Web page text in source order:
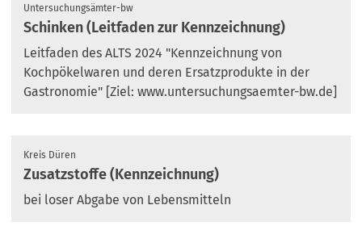
Untersuchungsämter-bw
Schinken (Leitfaden zur Kennzeichnung)
Leitfaden des ALTS 2024 "Kennzeichnung von
Kochpökelwaren und deren Ersatzprodukte in der
Gastronomie" [Ziel: www.untersuchungsaemter-bw.de]
Kreis Düren
Zusatzstoffe (Kennzeichnung)
bei loser Abgabe von Lebensmitteln